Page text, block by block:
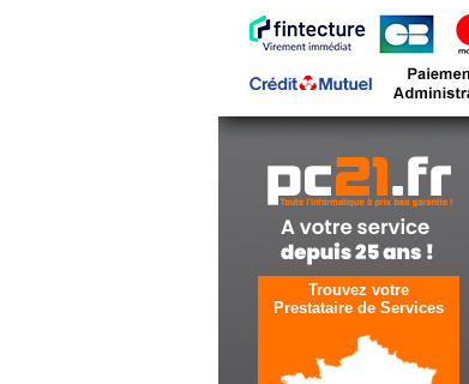
Trouvez votre
Prestataire de Services